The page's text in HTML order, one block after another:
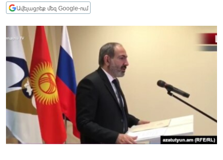
ՂԱՐԱԲԱՂ
ՏԱՐԱԾԱՇՐՋԱՆ
ՄԻՋԱԶԳԱՅԻՆ
ՄՇԱԿՈՒՅԹ
ՍՊՈՐՏ
ՄԵԿՆԱԲԱՆՈՒԹՅՈՒՆ
ՏՏ ԵՒ ԻՆՏԵՐՆԵՏ
Ավելացրեք մեզ Google-ում